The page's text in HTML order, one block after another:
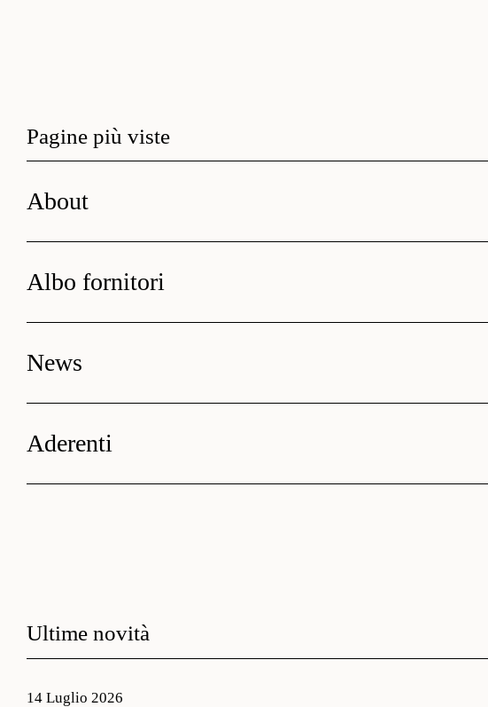
Pagine più viste
About
Albo fornitori
News
Aderenti
Ultime novità
14 Luglio 2026